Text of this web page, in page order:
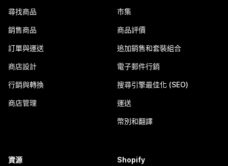
尋找商品
銷售商品
訂單與運送
商店設計
行銷與轉換
商店管理
市集
商品評價
追加銷售和套裝組合
電子郵件行銷
搜尋引擎最佳化 (SEO)
運送
幣別和翻譯
資源 Shopify